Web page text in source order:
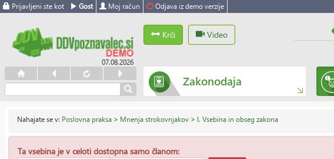
Prijavljeni ste kot Gost Moj račun Odjava iz demo verzije
07.08.2026
Krči Video
Zakonodaja
Nahajate se v: Poslovna praksa > Mnenja strokovnjakov > I. Vsebina in obseg zakona
Ta vsebina je v celoti dostopna samo članom: